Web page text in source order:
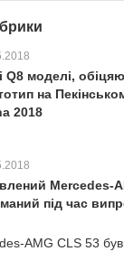
Q8 моделі,
на
2018
Mercedes-
під час
AMG CLS 53 був